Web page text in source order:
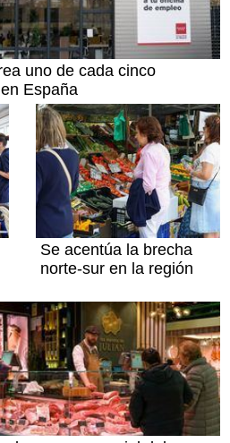
uno de cada cinco
España
Se acentúa la brecha
norte-sur en la región